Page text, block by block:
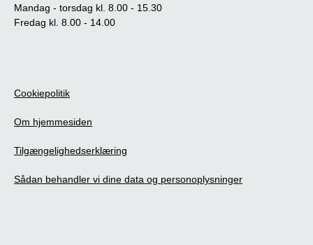
Mandag - torsdag kl. 8.00 - 15.30
Fredag kl. 8.00 - 14.00
Cookiepolitik
Om hjemmesiden
Tilgængelighedserklæring
Sådan behandler vi dine data og personoplysninger